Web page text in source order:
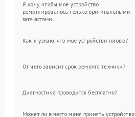
Я хочу, чтобы мое устройство
ремонтировалось только оригинальными
запчастями.
Как я узнаю, что мое устройство готово?
От чего зависит срок ремонта техники?
Диагностика проводится бесплатно?
Может ли вместо меня принять устройство